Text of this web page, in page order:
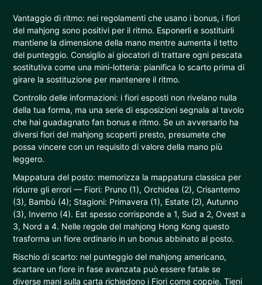
Vantaggio di ritmo: nei regolamenti che usano i bonus, i fiori
del mahjong sono positivi per il ritmo. Esponerli e sostituirli
mantiene la dimensione della mano mentre aumenta il tetto
del punteggio. Consiglio ai giocatori di trattare ogni pescata
sostitutiva come una mini-lotteria: pianifica lo scarto prima di
girare la sostituzione per mantenere il ritmo.
Controllo delle informazioni: i fiori esposti non rivelano nulla
della tua forma, ma una serie di esposizioni segnala al tavolo
che hai guadagnato fan bonus e ritmo. Se un avversario ha
diversi fiori del mahjong scoperti presto, presumete che
possa vincere con un requisito di valore della mano più
leggero.
Mappatura del posto: memorizza la mappatura classica per
ridurre gli errori — Fiori: Pruno (1), Orchidea (2), Crisantemo
(3), Bambù (4); Stagioni: Primavera (1), Estate (2), Autunno
(3), Inverno (4). Est spesso corrisponde a 1, Sud a 2, Ovest a
3, Nord a 4. Nelle regole del mahjong Hong Kong questo
trasforma un fiore ordinario in un bonus abbinato al posto.
Rischio di scarto: nel punteggio del mahjong americano,
scartare un fiore in fase avanzata può essere fatale se
diverse mani sulla carta richiedono i Fiori come coppie. Tieni